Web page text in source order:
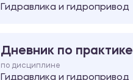
Гидравлика и гидропривод
Дневник по практике
по дисциплине
Гидравлика и гидропривод